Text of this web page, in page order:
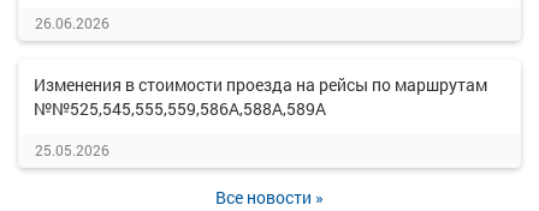
26.06.2026
Изменения в стоимости проезда на рейсы по маршрутам
№№525,545,555,559,586А,588А,589А
25.05.2026
Все новости »